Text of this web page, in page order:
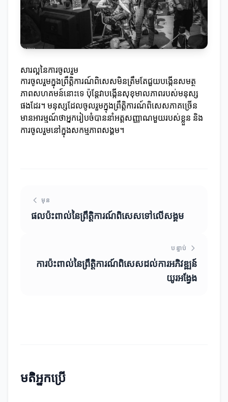
សារល្អនៃការចូលរួម
ការចូលរួមក្នុងព្រឹតិ្តការណ៍ពិសេសមិនត្រឹមតែជួយបង្កើនសមត្ថ
ភាពសហគមន៍នោះទេ ប៉ុន្តែវាបង្កើនសុខុមាលភាពរបស់មនុស្ស
ផងដែរ។ មនុស្សដែលចូលរួមក្នុងព្រឹតិ្តការណ៍ពិសេសភាគច្រើន
មានអារម្មណ៍ថាអ្នករៀបចំបាននាំអត្តសញ្ញាណមួយរបស់ខ្លួន និង
ការចូលរួមនៅក្នុងសកម្មភាពសង្គម។
មុន
ផលប៉ះពាល់នៃព្រឹត្តិការណ៍ពិសេសទៅលើសង្គម
បន្ទាប់
ការប៉ះពាល់នៃព្រឹត្តិការណ៍ពិសេសដល់ការអភិវឌ្ឍន៍
យូរអង្វែង
មតិអ្នកប្រើ